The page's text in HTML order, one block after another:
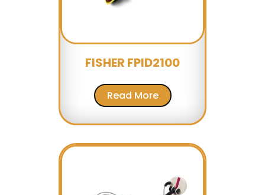
FISHER FPID2100
Read More